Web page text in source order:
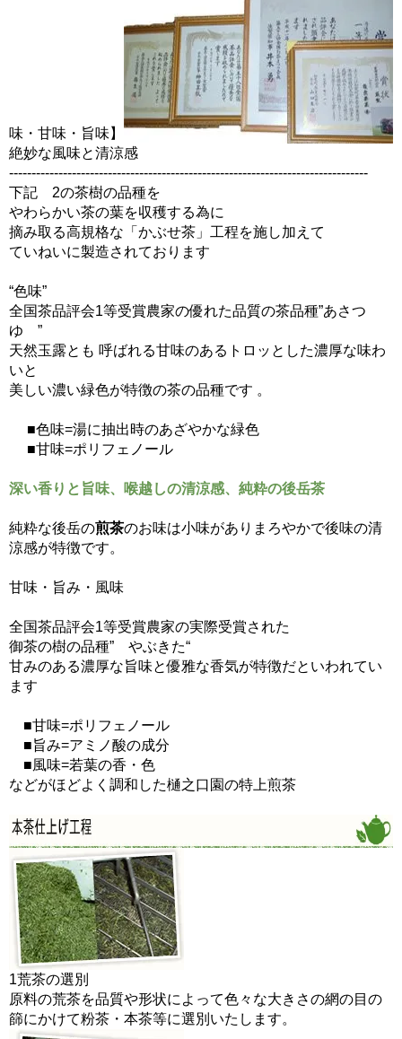
味・甘味・旨味】
絶妙な風味と清涼感
--------------------------------------------------------------------------------
下記 2の茶樹の品種を
やわらかい茶の葉を収穫する為に
摘み取る高規格な「かぶせ茶」工程を施し加えて
ていねいに製造されております
“色味”
全国茶品評会1等受賞農家の優れた品質の茶品種”あさつ
ゆ ”
天然玉露とも 呼ばれる甘味のあるトロッとした濃厚な味わ
いと
美しい濃い緑色が特徴の茶の品種です 。
■色味=湯に抽出時のあざやかな緑色
■甘味=ポリフェノール
深い香りと旨味、喉越しの清涼感、純粋の後岳茶
純粋な後岳の煎茶のお味は小味がありまろやかで後味の清
涼感が特徴です。
甘味・旨み・風味
全国茶品評会1等受賞農家の実際受賞された
御茶の樹の品種” やぶきた“
甘みのある濃厚な旨味と優雅な香気が特徴だといわれてい
ます
■甘味=ポリフェノール
■旨み=アミノ酸の成分
■風味=若葉の香・色
などがほどよく調和した樋之口園の特上煎茶
1荒茶の選別
原料の荒茶を品質や形状によって色々な大きさの網の目の
篩にかけて粉茶・本茶等に選別いたします。